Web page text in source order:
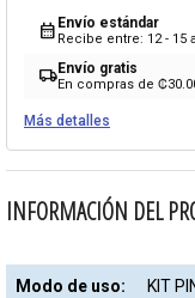
calendar_month Envío estándar
Recibe entre: 12 - 15
local_shippingEnvío gratis
En compras de
Más detalles
INFORMACIÓN DEL
Modo de uso:
KIT